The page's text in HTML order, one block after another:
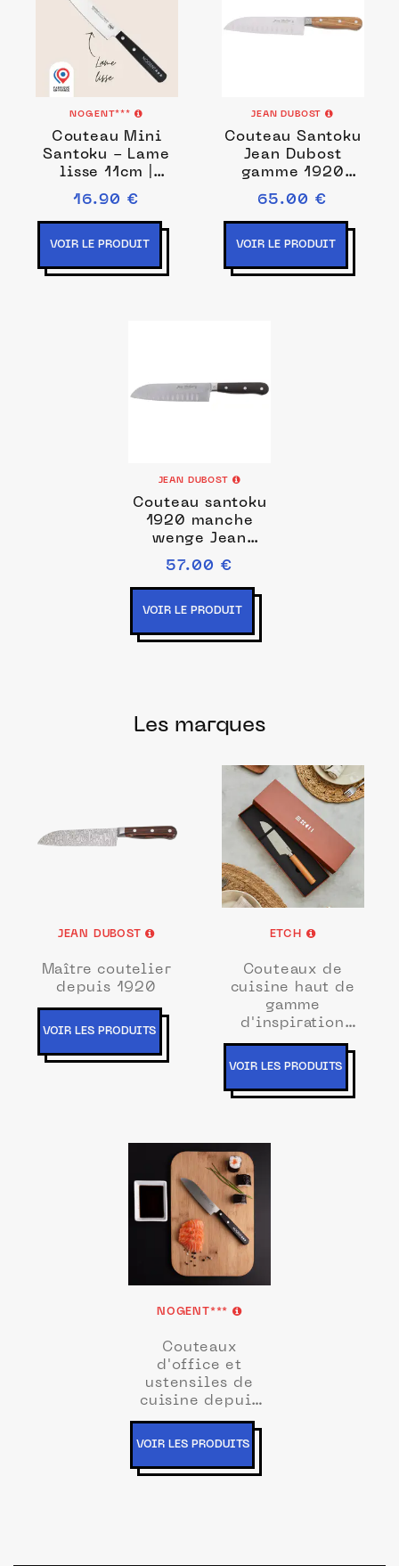
NOGENT***
Couteau Mini
Santoku - Lame
lisse 11cm |
Nogent Iconic
16.90 €
VOIR LE PRODUIT
JEAN DUBOST
Couteau Santoku
Jean Dubost
gamme 1920
manche bois
d'olivier
65.00 €
VOIR LE PRODUIT
JEAN DUBOST
Couteau santoku
1920 manche
wenge Jean
Dubost
57.00 €
VOIR LE PRODUIT
Les marques
JEAN DUBOST
Maître coutelier
depuis 1920
VOIR LES PRODUITS
ETCH
Couteaux de
cuisine haut de
gamme
d'inspiration
japonaise.
VOIR LES PRODUITS
NOGENT***
Couteaux
d'office et
ustensiles de
cuisine depuis
1923
VOIR LES PRODUITS